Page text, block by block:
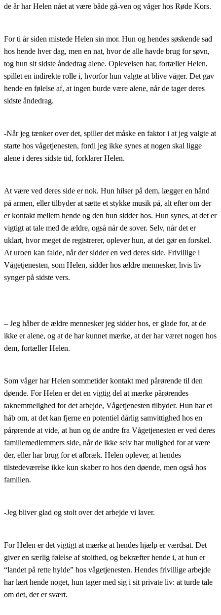
de år har Helen nået at være både gå-ven og våger hos Røde Kors.
For ti år siden mistede Helen sin mor. Hun og hendes søskende sad
hos hende hver dag, men en nat, hvor de alle havde brug for søvn,
tog hun sit sidste åndedrag alene. Oplevelsen har, fortæller Helen,
spillet en indirekte rolle i, hvorfor hun valgte at blive våger. Det gav
hende en følelse af, at ingen burde være alene, når de tager deres
sidste åndedrag.
-Når jeg tænker over det, spiller det måske en faktor i at jeg valgte at
starte hos vågetjenesten, fordi jeg ikke synes at nogen skal ligge
alene i deres sidste tid, forklarer Helen.
At være ved deres side er nok. Hun hilser på dem, lægger en hånd
på armen, eller tilbyder at sætte et stykke musik på, alt efter om der
er kontakt mellem hende og den hun sidder hos. Hun synes, at det er
vigtigt at tale med de ældre, også når de sover. Selv, når det er
uklart, hvor meget de registrerer, oplever hun, at det gør en forskel.
At uroen kan falde, når der sidder en ved deres side. Frivillige i
Vågetjenesten, som Helen, sidder hos ældre mennesker, hvis liv
synger på sidste vers.
– Jeg håber de ældre mennesker jeg sidder hos, er glade for, at de
ikke er alene, og at de har kunnet mærke, at der har været nogen hos
dem, fortæller Helen.
Som våger har Helen sommetider kontakt med pårørende til den
døende. For Helen er det en vigtig del at mærke pårørendes
taknemmelighed for det arbejde, Vågetjenesten tilbyder. Hun har et
håb om, at det kan fjerne en potentiel dårlig samvittighed hos en
pårørende at vide, at hun og de andre fra Vågetjenesten er ved deres
familiemedlemmers side, når de ikke selv har mulighed for at være
der, eller har brug for et afbræk. Helen oplever, at hendes
tilstedeværelse ikke kun skaber ro hos den døende, men også hos
familien.
-Jeg bliver glad og stolt over det arbejde vi laver.
For Helen er det vigtigt at mærke at hendes hjælp er værdsat. Det
giver en særlig følelse af stolthed, og bekræfter hende i, at hun er
“landet på rette hylde” hos vågetjenesten. Hendes frivillige arbejde
har lært hende noget, hun tager med sig i sit private liv: at turde tale
om det, der er svært.